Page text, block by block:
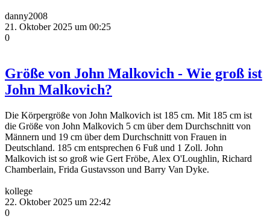
danny2008
21. Oktober 2025 um 00:25
0
Größe von John Malkovich - Wie groß ist
John Malkovich?
Die Körpergröße von John Malkovich ist 185 cm. Mit 185 cm ist
die Größe von John Malkovich 5 cm über dem Durchschnitt von
Männern und 19 cm über dem Durchschnitt von Frauen in
Deutschland. 185 cm entsprechen 6 Fuß und 1 Zoll. John
Malkovich ist so groß wie Gert Fröbe, Alex O'Loughlin, Richard
Chamberlain, Frida Gustavsson und Barry Van Dyke.
kollege
22. Oktober 2025 um 22:42
0